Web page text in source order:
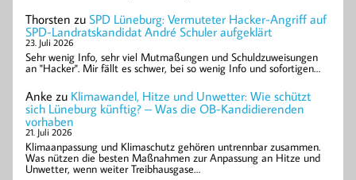
Thorsten zu SPD Lüneburg: Vermuteter Hacker-Angriff auf
SPD-Landratskandidat André Schuler aufgeklärt
23. Juli 2026
Sehr wenig Info, sehr viel Mutmaßungen und Schuldzuweisungen
an "Hacker". Mir fällt es schwer, bei so wenig Info und sofortigen…
Anke zu Klimawandel, Hitze und Unwetter: Wie schützt
sich Lüneburg künftig? – Was die OB-Kandidierenden
vorhaben
21. Juli 2026
Klimaanpassung und Klimaschutz gehören untrennbar zusammen.
Was nützen die besten Maßnahmen zur Anpassung an Hitze und
Unwetter, wenn weiter Treibhausgase…